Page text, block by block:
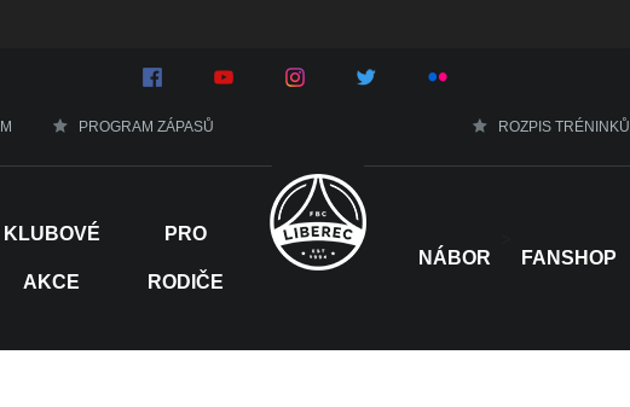
PROGRAM ZÁPASŮ ROZPIS TRÉNINKŮ
KLUBOVÉ
AKCE
PRO
RODIČE
NÁBOR FANSHOP